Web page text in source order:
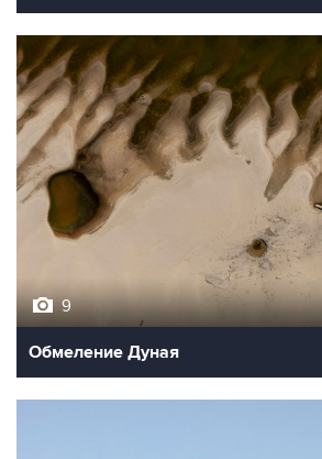
9
Обмеление Дуная